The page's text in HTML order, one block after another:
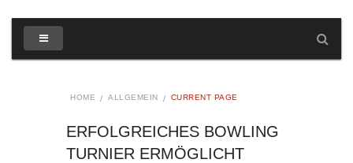
HOME ALLGEMEIN CURRENT PAGE
ERFOLGREICHES BOWLING
TURNIER ERMÖGLICHT